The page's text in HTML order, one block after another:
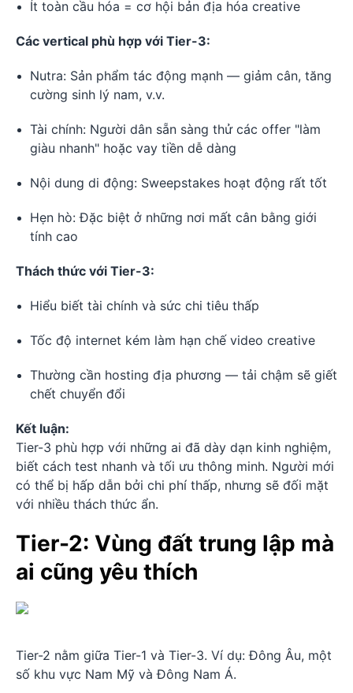
Ít toàn cầu hóa = cơ hội bản địa hóa creative
Các vertical phù hợp với Tier-3:
Nutra: Sản phẩm tác động mạnh — giảm cân, tăng
cường sinh lý nam, v.v.
Tài chính: Người dân sẵn sàng thử các offer "làm
giàu nhanh" hoặc vay tiền dễ dàng
Nội dung di động: Sweepstakes hoạt động rất tốt
Hẹn hò: Đặc biệt ở những nơi mất cân bằng giới
tính cao
Thách thức với Tier-3:
Hiểu biết tài chính và sức chi tiêu thấp
Tốc độ internet kém làm hạn chế video creative
Thường cần hosting địa phương — tải chậm sẽ giết
chết chuyển đổi
Kết luận:
Tier-3 phù hợp với những ai đã dày dạn kinh nghiệm,
biết cách test nhanh và tối ưu thông minh. Người mới
có thể bị hấp dẫn bởi chi phí thấp, nhưng sẽ đối mặt
với nhiều thách thức ẩn.
Tier-2: Vùng đất trung lập mà
ai cũng yêu thích
Tier-2 nằm giữa Tier-1 và Tier-3. Ví dụ: Đông Âu, một
số khu vực Nam Mỹ và Đông Nam Á.